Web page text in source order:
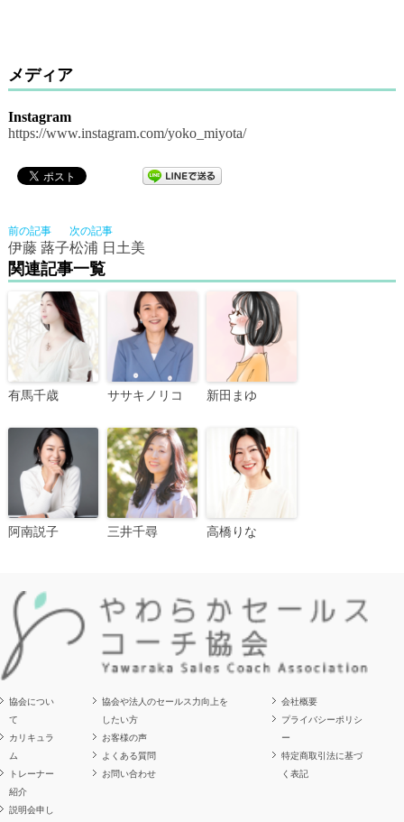
メディア
Instagram
https://www.instagram.com/yoko_miyota/
前の記事
伊藤 蕗子
次の記事
松浦 日土美
関連記事一覧
有馬千歳 ササキノリコ 新田まゆ
阿南説子 三井千尋 高橋りな
協会につい
て
カリキュラ
ム
トレーナー
紹介
説明会申し
協会や法人のセールス力向上を
したい方
お客様の声
よくある質問
お問い合わせ
会社概要
プライバシーポリシ
ー
特定商取引法に基づ
く表記